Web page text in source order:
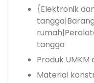
{Elektronik
tangga
Produk
Material